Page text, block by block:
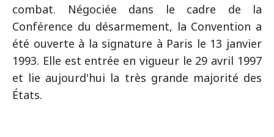
combat. Négociée dans le cadre de la
Conférence du désarmement, la Convention a
été ouverte à la signature à Paris le 13 janvier
1993. Elle est entrée en vigueur le 29 avril 1997
et lie aujourd'hui la très grande majorité des
États.